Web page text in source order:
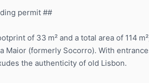
permit ##
of 33 m² and a total area of 114
Maior (formerly Socorro). With
the authenticity of old Lisbon.